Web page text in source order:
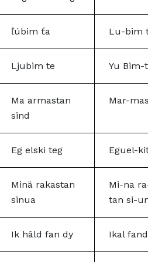
ľúbim ťa Lu-bim ta
Ljubim te Yu Bim-te
Ma armastan
sind
Mar-
Eg elski teg Eguel-
Minä rakastan
sinua
Mi-na ra-
tan si-un-
Ik hâld fan dy Ikal fandi